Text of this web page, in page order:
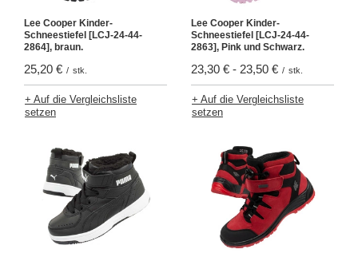
Lee Cooper Kinder-
Schneestiefel [LCJ-24-44-
2864], braun.
25,20 € / stk.
+ Auf die Vergleichsliste
setzen
Lee Cooper Kinder-
Schneestiefel [LCJ-24-44-
2863], Pink und Schwarz.
23,30 € - 23,50 € / stk.
+ Auf die Vergleichsliste
setzen